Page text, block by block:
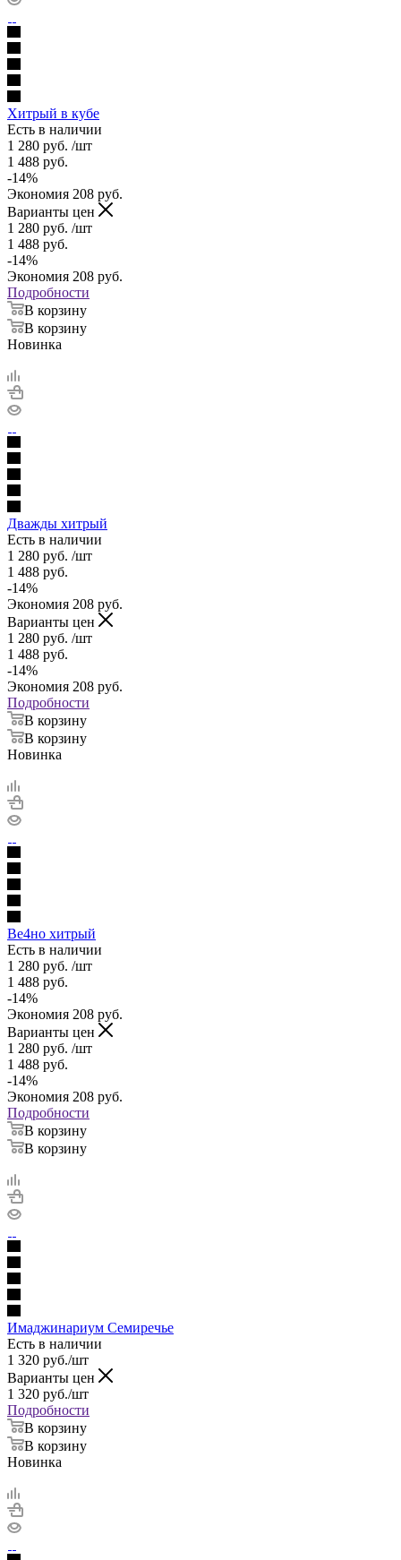
Хитрый в кубе
Есть в наличии
1 280 руб. /шт
1 488 руб.
-14%
Экономия 208 руб.
Варианты цен
1 280 руб. /шт
1 488 руб.
-14%
Экономия 208 руб.
Подробности
В корзину
В корзину
Новинка
Дважды хитрый
Есть в наличии
1 280 руб. /шт
1 488 руб.
-14%
Экономия 208 руб.
Варианты цен
1 280 руб. /шт
1 488 руб.
-14%
Экономия 208 руб.
Подробности
В корзину
В корзину
Новинка
Ве4но хитрый
Есть в наличии
1 280 руб. /шт
1 488 руб.
-14%
Экономия 208 руб.
Варианты цен
1 280 руб. /шт
1 488 руб.
-14%
Экономия 208 руб.
Подробности
В корзину
В корзину
Имаджинариум Семиречье
Есть в наличии
1 320 руб./шт
Варианты цен
1 320 руб./шт
Подробности
В корзину
В корзину
Новинка